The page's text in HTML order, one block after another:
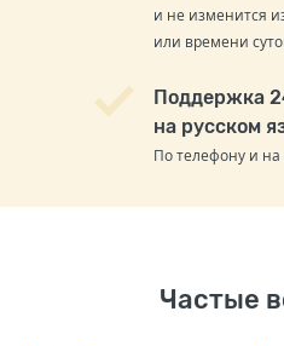
и не изменится
или времени
Поддержка
на русском
По телефону и на
Частые